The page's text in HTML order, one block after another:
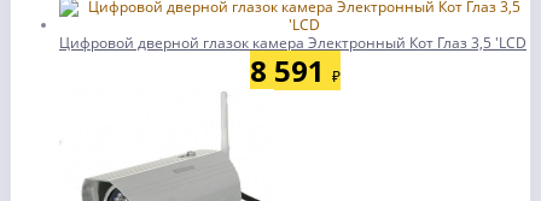
Цифровой дверной глазок камера Электронный Кот Глаз 3,5 'LCD
8 591 ₽